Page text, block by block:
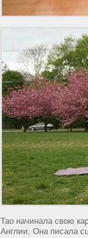
Тао начинала свою
Англии. Она писала